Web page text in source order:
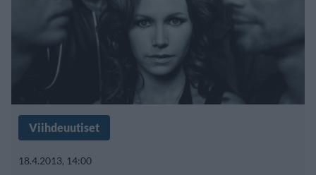
Viihdeuutiset
18.4.2013, 14:00